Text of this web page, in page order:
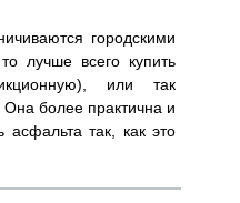
городскими
лучше всего купить
или так
более практична и
асфальта так, как это